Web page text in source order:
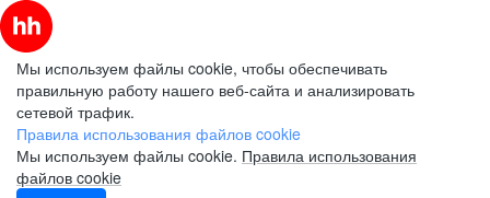
Мы используем файлы cookie, чтобы обеспечивать
правильную работу нашего веб-сайта и анализировать
сетевой трафик.
Правила использования файлов cookie
Мы используем файлы cookie. Правила использования
файлов cookie